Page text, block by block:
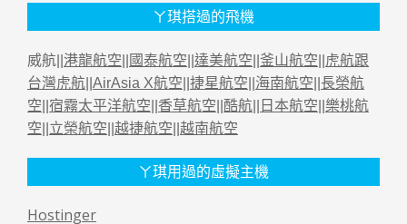
ㄚ琪搭過的飛機
威航|| 港龍航空 國泰航空 達美航空 釜山航空
虎航跟
台灣虎航 AirAsia X航空 捷星航空 海南航空 長榮航
空 宿霧太平洋航空 香草航空 酷航 日本航空 樂桃航
空 立榮航空 越捷航空 越南航空
ㄚ琪用過的虛擬主機
Hostinger